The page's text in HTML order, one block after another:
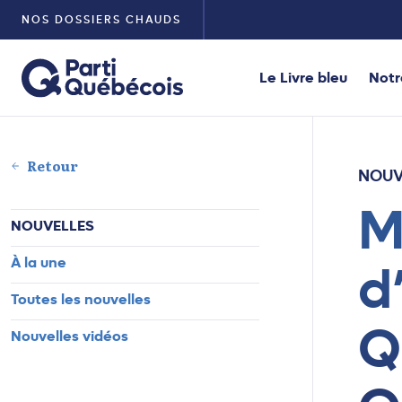
NOS DOSSIERS CHAUDS
Le Livre bleu
Retour
NOUVELLES
À la une
Toutes les nouvelles
Nouvelles vidéos